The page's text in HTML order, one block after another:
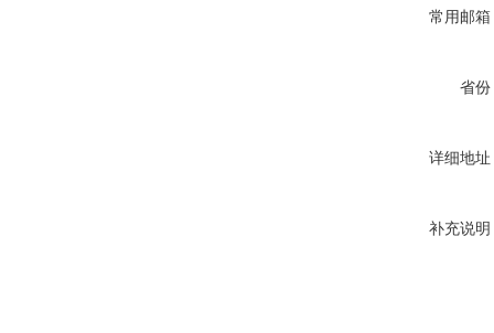
常用邮箱
省份
详细地址
补充说明